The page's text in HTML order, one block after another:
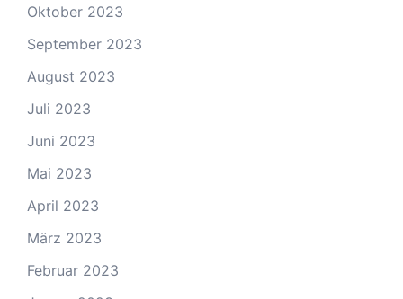
Oktober 2023
September 2023
August 2023
Juli 2023
Juni 2023
Mai 2023
April 2023
März 2023
Februar 2023